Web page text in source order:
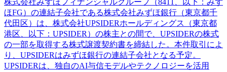
ほFG）の連結子会社である株式会社みずほ銀行（東京都千
代田区）は、株式会社UPSIDERホールディングス（東京都
港区、以下：UPSIDER）の株主との間で、UPSIDERの株式
の一部を取得する株式譲渡契約書を締結した。本件取引によ
り、UPSIDERはみずほ銀行の連結子会社となる予定。
UPSIDERは、独自のAI与信モデルやテクノロジーを活用